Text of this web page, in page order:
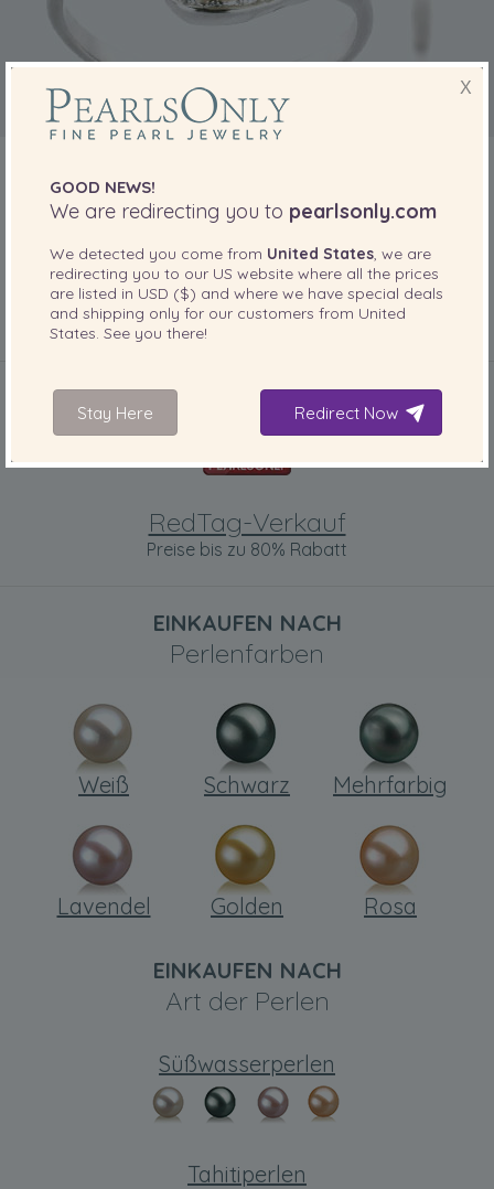
Ausverkauf
Ermäßigte Schmuckstücke
RedTag-Verkauf
Preise bis zu 80% Rabatt
EINKAUFEN NACH
Perlenfarben
Weiß Schwarz Mehrfarbig
Lavendel Golden Rosa
EINKAUFEN NACH
Art der Perlen
Süßwasserperlen
Tahitiperlen
X
GOOD NEWS!
We are redirecting you to pearlsonly.com
We detected you come from United States, we are
redirecting you to our US website where all the prices
are listed in USD ($) and where we have special deals
and shipping only for our customers from United
States. See you there!
Stay Here Redirect Now